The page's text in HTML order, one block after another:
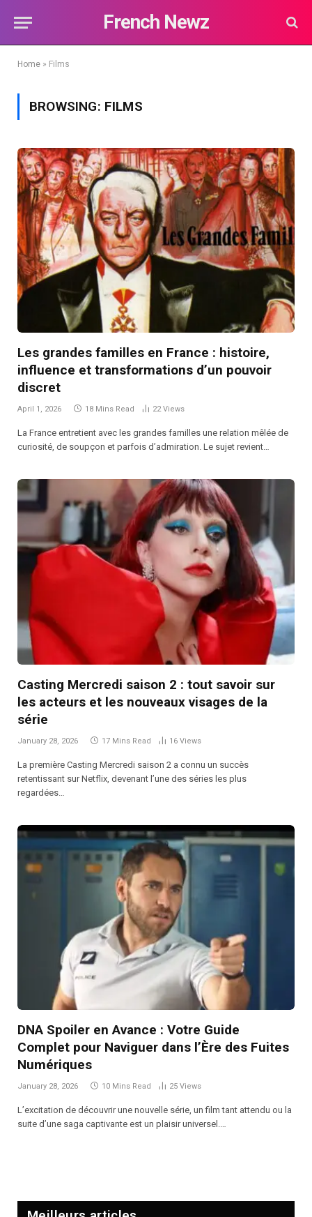
French Newz
Home » Films
BROWSING: FILMS
Les grandes familles en France : histoire,
influence et transformations d’un pouvoir
discret
April 1, 2026 18 Mins Read 22Views
La France entretient avec les grandes familles une relation mêlée de
curiosité, de soupçon et parfois d’admiration. Le sujet revient…
Casting Mercredi saison 2 : tout savoir sur
les acteurs et les nouveaux visages de la
série
January 28, 2026 17 Mins Read 16 Views
La première Casting Mercredi saison 2 a connu un succès
retentissant sur Netflix, devenant l’une des séries les plus
regardées…
DNA Spoiler en Avance : Votre Guide
Complet pour Naviguer dans l’Ère des Fuites
Numériques
January 28, 2026 10 Mins Read 25 Views
L’excitation de découvrir une nouvelle série, un film tant attendu ou la
suite d’une saga captivante est un plaisir universel.…